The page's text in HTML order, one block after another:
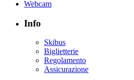
Webcam
Info
Skibus
Biglietterie
Regolamento
Assicurazione